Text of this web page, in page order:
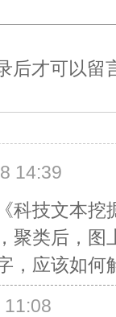
后才可以留
14:39
科技文本
聚类后，
，应该如何